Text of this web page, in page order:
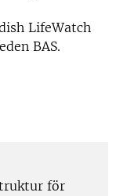
LifeWatch
BAS.
för